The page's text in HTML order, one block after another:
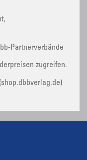
Partnerverbände
zugreifen.
(shop.dbbverlag.de)